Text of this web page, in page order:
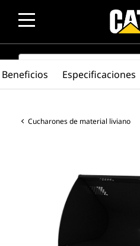
SEARCH
Cucharones de material liviano
Beneficios Especificaciones